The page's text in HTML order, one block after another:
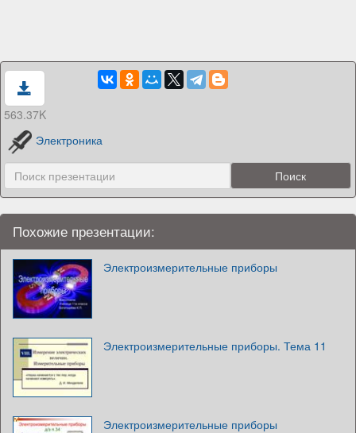
563.37K
Электроника
Похожие презентации:
Электроизмерительные приборы
Электроизмерительные приборы. Тема 11
Электроизмерительные приборы